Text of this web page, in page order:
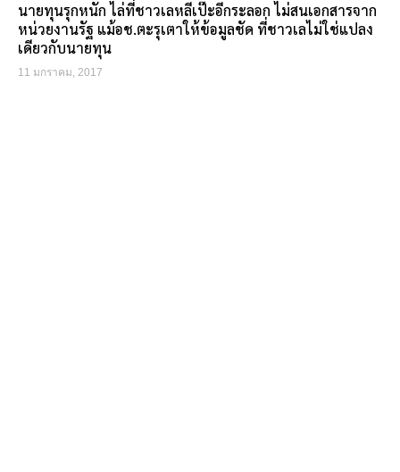
นายทุนรุกหนัก ไล่ที่ชาวเลหลีเป๊ะอีกระลอก ไม่สนเอกสารจาก
หน่วยงานรัฐ แม้อช.ตะรุเตาให้ข้อมูลชัด ที่ชาวเลไม่ใช่แปลง
เดียวกับนายทุน
11 มกราคม, 2017